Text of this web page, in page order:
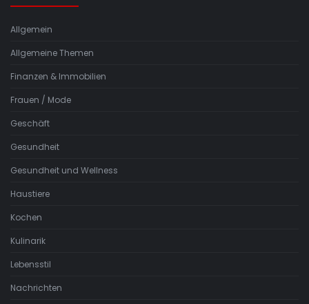
Allgemein
Allgemeine Themen
Finanzen & Immobilien
Frauen / Mode
Geschäft
Gesundheit
Gesundheit und Wellness
Haustiere
Kochen
Kulinarik
Lebensstil
Nachrichten